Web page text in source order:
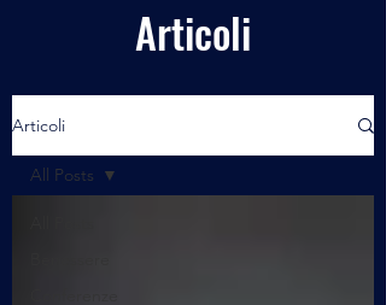
Articoli
Articoli
All Posts